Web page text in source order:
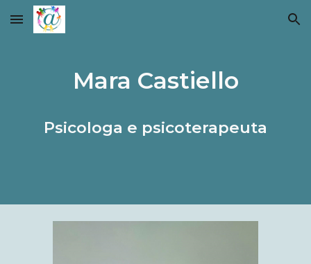
Skip to main content Skip to navigation
Mara Castiello
Psicologa e psicoterapeuta